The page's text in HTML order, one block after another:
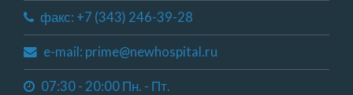
факс: +7 (343) 246-39-28
e-mail: prime@newhospital.ru
07:30 - 20:00 Пн. - Пт.